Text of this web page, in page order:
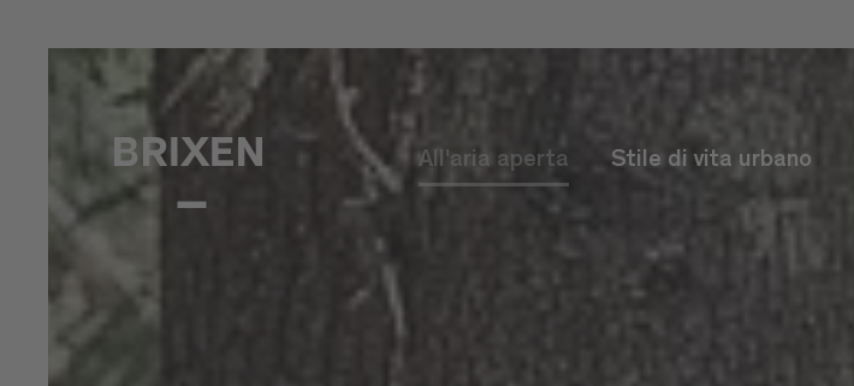
All'aria aperta Stile di vita urbano